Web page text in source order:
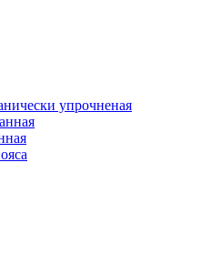
упрочненая